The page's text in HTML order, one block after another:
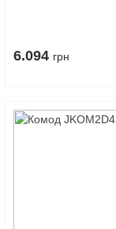
6.094 грн